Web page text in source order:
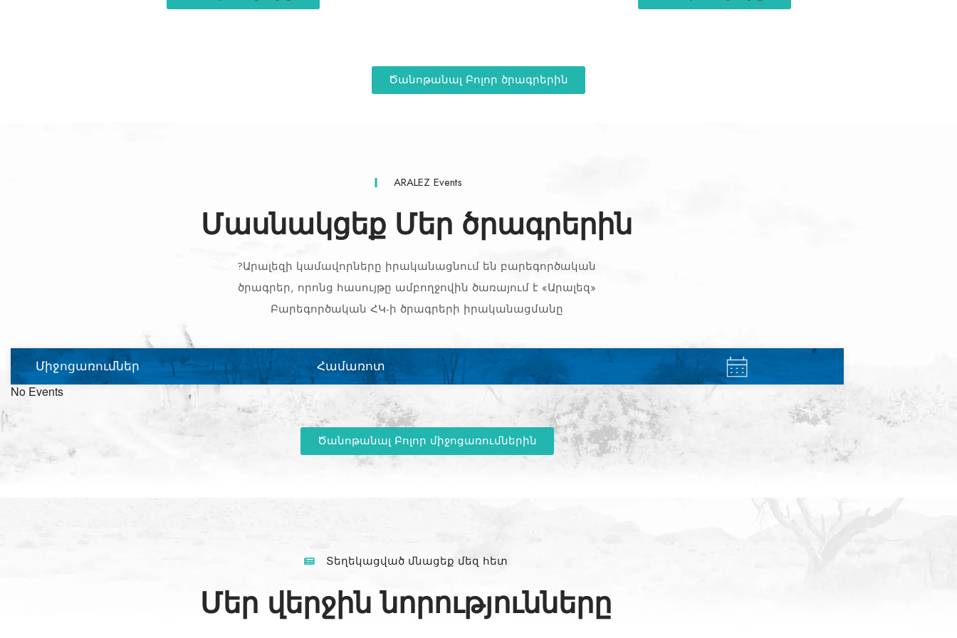
Ծանոթանալ Բոլոր ծրագրերին
ARALEZ Events
Մասնակցեք Մեր ծրագրերին
?Արալեզի կամավորները իրականացնում են բարեգործական
ծրագրեր, որոնց հասույթը ամբողջովին ծառայում է «Արալեզ»
Բարեգործական ՀԿ-ի ծրագրերի իրականացմանը
Միջոցառումներ Համառոտ
No Events
Ծանոթանալ Բոլոր միջոցառումներին
Տեղեկացված մնացեք մեզ հետ
Մեր վերջին նորությունները